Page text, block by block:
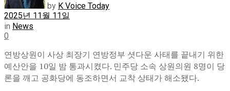
by K Voice Today
2025년 11월 11일
in News
0
연방상원이 사상 최장기 연방정부 셧다운 사태를 끝내기 위한
예산안을 10일 밤 통과시켰다. 민주당 소속 상원의원 8명이 당
론을 깨고 공화당에 동조하면서 교착 상태가 해소됐다.